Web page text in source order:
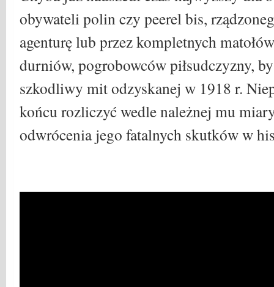
obywateli polin czy peerel bis,
agenturę lub przez kompletnych
durniów, pogrobowców piłsudczyzny,
szkodliwy mit odzyskanej w 1918 r.
końcu rozliczyć wedle należnej mu
odwrócenia jego fatalnych skutków w